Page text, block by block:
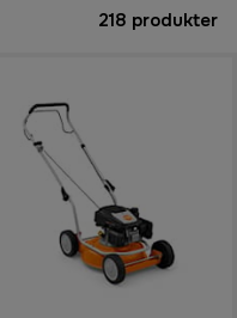
218 produkter